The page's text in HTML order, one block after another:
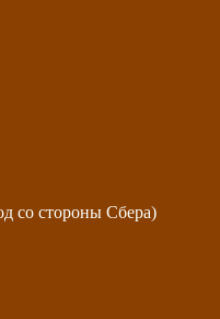
со стороны Сбера)